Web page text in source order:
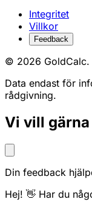
Integritet
Villkor
Feedback
© 2026 GoldCalc.
Data endast för
rådgivning.
Vi vill
Din feedback
Hej! 👋 Har du